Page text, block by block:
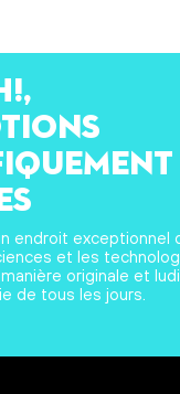
endroit exceptionnel
et les
originale et
de tous les jours.